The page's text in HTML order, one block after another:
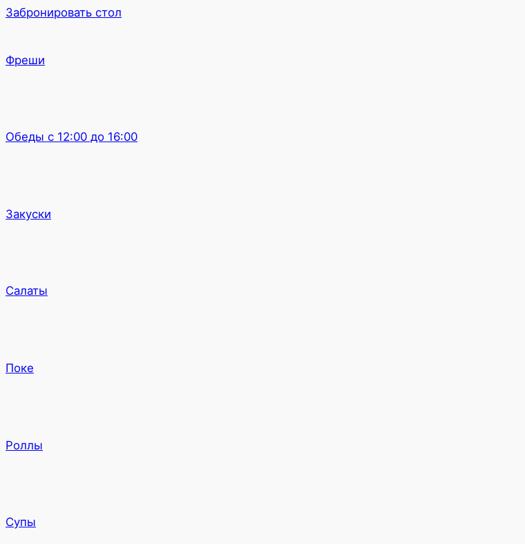
Забронировать стол
Фреши
Обеды с 12:00 до 16:00
Закуски
Салаты
Поке
Роллы
Супы